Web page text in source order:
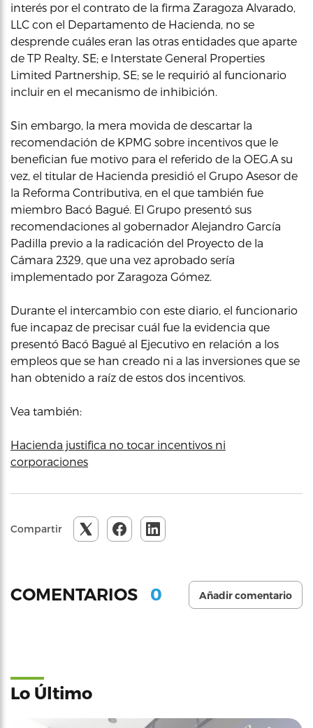
interés por el contrato de la firma Zaragoza Alvarado,
LLC con el Departamento de Hacienda, no se
desprende cuáles eran las otras entidades que aparte
de TP Realty, SE; e Interstate General Properties
Limited Partnership, SE; se le requirió al funcionario
incluir en el mecanismo de inhibición.
Sin embargo, la mera movida de descartar la
recomendación de KPMG sobre incentivos que le
benefician fue motivo para el referido de la OEG.A su
vez, el titular de Hacienda presidió el Grupo Asesor de
la Reforma Contributiva, en el que también fue
miembro Bacó Bagué. El Grupo presentó sus
recomendaciones al gobernador Alejandro García
Padilla previo a la radicación del Proyecto de la
Cámara 2329, que una vez aprobado sería
implementado por Zaragoza Gómez.
Durante el intercambio con este diario, el funcionario
fue incapaz de precisar cuál fue la evidencia que
presentó Bacó Bagué al Ejecutivo en relación a los
empleos que se han creado ni a las inversiones que se
han obtenido a raíz de estos dos incentivos.
Vea también:
Hacienda justifica no tocar incentivos ni
corporaciones
Compartir
COMENTARIOS 0 Añadir comentario
Lo Último